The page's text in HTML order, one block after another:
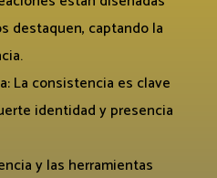
destaquen, captando la
La consistencia es clave
identidad y presencia
y las herramientas